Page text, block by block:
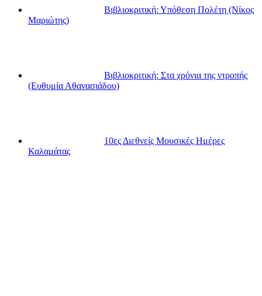
Βιβλιοκριτική: Υπόθεση Πολέτη (Νίκος
Μαριώτης)
Βιβλιοκριτική: Στα χρόνια της ντροπής
(Ευθυμία Αθανασιάδου)
10ες Διεθνείς Μουσικές Ημέρες
Καλαμάτας